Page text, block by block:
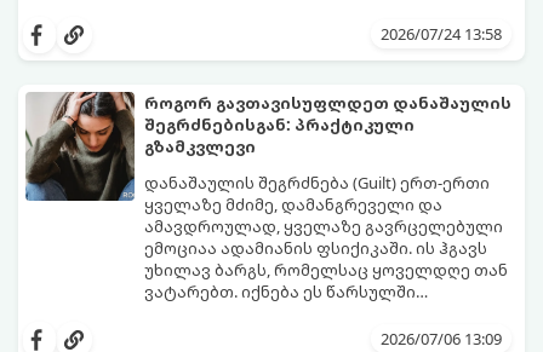
მოაცილოს და მოუთმენლად ელოდოს
წესი:
2026/07/24 13:58
როგორ გავთავისუფლდეთ დანაშაულის
შეგრძნებისგან: პრაქტიკული
გზამკვლევი
დანაშაულის შეგრძნება (Guilt) ერთ-ერთი
ყველაზე მძიმე, დამანგრეველი და
ამავდროულად, ყველაზე გავრცელებული
ემოციაა ადამიანის ფსიქიკაში. ის ჰგავს
უხილავ ბარგს, რომელსაც ყოველდღე თან
ვატარებთ. იქნება ეს წარსულში
ტკენა, ოჯახის წევრებისთვის
დანაშაულის გრძნობას აქვს თავისი
2026/07/06 13:09